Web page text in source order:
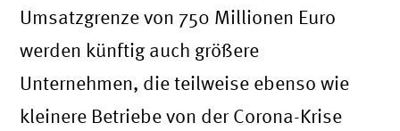
Umsatzgrenze von 750 Millionen Euro
werden künftig auch größere
Unternehmen, die teilweise ebenso wie
kleinere Betriebe von der Corona-Krise